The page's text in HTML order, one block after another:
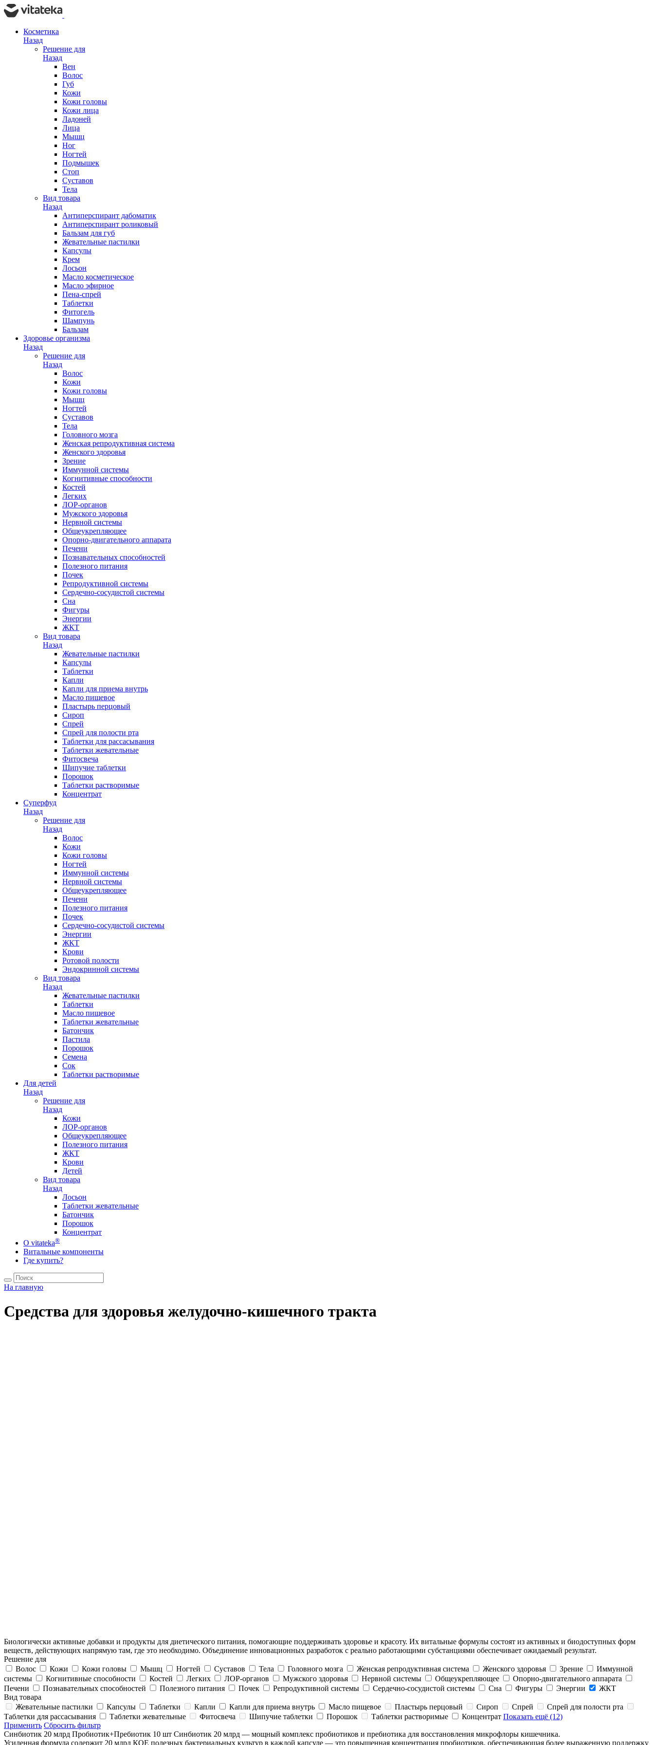
Косметика
Назад
Решение для
Назад
Вен
Волос
Губ
Кожи
Кожи головы
Кожи лица
Ладоней
Лица
Мышц
Ног
Ногтей
Подмышек
Стоп
Суставов
Тела
Вид товара
Назад
Антиперспирант дабоматик
Антиперспирант роликовый
Бальзам для губ
Жевательные пастилки
Капсулы
Крем
Лосьон
Масло косметическое
Масло эфирное
Пена-спрей
Таблетки
Фитогель
Шампунь
Бальзам
Здоровье организма
Назад
Решение для
Назад
Волос
Кожи
Кожи головы
Мышц
Ногтей
Суставов
Тела
Головного мозга
Женская репродуктивная система
Женского здоровья
Зрение
Иммунной системы
Когнитивные способности
Костей
Легких
ЛОР-органов
Мужского здоровья
Нервной системы
Общеукрепляющее
Опорно-двигательного аппарата
Печени
Познавательных способностей
Полезного питания
Почек
Репродуктивной системы
Сердечно-сосудистой системы
Сна
Фигуры
Энергии
ЖКТ
Вид товара
Назад
Жевательные пастилки
Капсулы
Таблетки
Капли
Капли для приема внутрь
Масло пищевое
Пластырь перцовый
Сироп
Спрей
Спрей для полости рта
Таблетки для рассасывания
Таблетки жевательные
Фитосвеча
Шипучие таблетки
Порошок
Таблетки растворимые
Концентрат
Суперфуд
Назад
Решение для
Назад
Волос
Кожи
Кожи головы
Ногтей
Иммунной системы
Нервной системы
Общеукрепляющее
Печени
Полезного питания
Почек
Сердечно-сосудистой системы
Энергии
ЖКТ
Крови
Ротовой полости
Эндокринной системы
Вид товара
Назад
Жевательные пастилки
Таблетки
Масло пищевое
Таблетки жевательные
Батончик
Пастила
Порошок
Семена
Сок
Таблетки растворимые
Для детей
Назад
Решение для
Назад
Кожи
ЛОР-органов
Общеукрепляющее
Полезного питания
ЖКТ
Крови
Детей
Вид товара
Назад
Лосьон
Таблетки жевательные
Батончик
Порошок
Концентрат
О vitateka®
Витальные компоненты
Где купить?
На главную
Средства для здоровья желудочно-кишечного тракта
Биологически активные добавки и продукты для диетического питания, помогающие поддерживать здоровье и красоту. Их витальные формулы состоят из активных и биодоступных форм
веществ, действующих напрямую там, где это необходимо. Объединение инновационных разработок с реально работающими субстанциями обеспечивает ожидаемый результат.
Решение для
Волос
Кожи Кожи головы Мышц Ногтей Суставов Тела Головного мозга Женская репродуктивная система Женского здоровья Зрение
Иммунной
системы
Когнитивные способности Костей Легких ЛОР-органов Мужского здоровья Нервной системы Общеукрепляющее
Опорно-двигательного аппарата
Печени
Познавательных способностей Полезного питания Почек Репродуктивной системы Сердечно-сосудистой системы Сна Фигуры Энергии
ЖКТ
Вид товара
Жевательные пастилки
Капсулы Таблетки Капли Капли для приема внутрь Масло пищевое Пластырь перцовый Сироп Спрей
Спрей для полости рта
Таблетки для рассасывания
Таблетки жевательные Фитосвеча Шипучие таблетки Порошок Таблетки растворимые Концентрат Показать ещё (12)
Применить Сбросить фильтр
Синбиотик 20 млрд Пробиотик+Пребиотик 10 шт Синбиотик 20 млрд — мощный комплекс пробиотиков и пребиотика для восстановления микрофлоры кишечника.
Усиленная формула содержит 20 млрд КОЕ полезных бактериальных культур в каждой капсуле — это повышенная концентрация пробиотиков, обеспечивающая более выраженную поддержку